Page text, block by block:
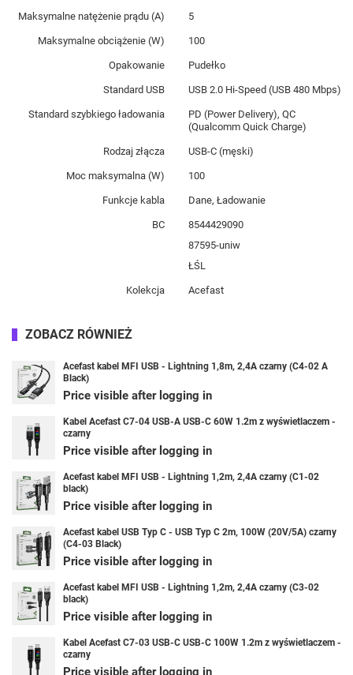
Maksymalne natężenie prądu (A) 5
Maksymalne obciążenie (W) 100
Opakowanie Pudełko
Standard USB USB 2.0 Hi-Speed (USB 480 Mbps)
Standard szybkiego ładowania
PD (Power Delivery), QC
(Qualcomm Quick Charge)
Rodzaj złącza USB-C (męski)
Moc maksymalna (W) 100
Funkcje kabla Dane, Ładowanie
BC
8544429090
87595-uniw
ŁŚL
Kolekcja Acefast
ZOBACZ RÓWNIEŻ
Acefast kabel MFI USB - Lightning 1,8m, 2,4A czarny (C4-02 A
Black)
Price visible after logging in
Kabel Acefast C7-04 USB-A USB-C 60W 1.2m z wyświetlaczem -
czarny
Price visible after logging in
Acefast kabel MFI USB - Lightning 1,2m, 2,4A czarny (C1-02
black)
Price visible after logging in
Acefast kabel USB Typ C - USB Typ C 2m, 100W (20V/5A) czarny
(C4-03 Black)
Price visible after logging in
Acefast kabel MFI USB - Lightning 1,2m, 2,4A czarny (C3-02
black)
Price visible after logging in
Kabel Acefast C7-03 USB-C USB-C 100W 1.2m z wyświetlaczem -
czarny
Price visible after logging in